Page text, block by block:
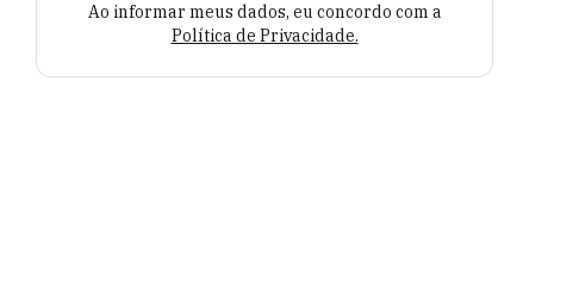
Ao informar meus dados, eu concordo com a
Política de Privacidade.